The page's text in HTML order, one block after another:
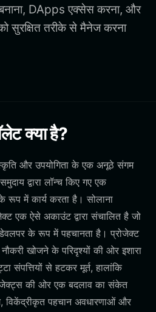
DApps एक्सेस करना, और
तरीके से मैनेज करना
क्या है?
और उपयोगिता के एक अनूठे संगम
द्वारा लॉन्च किए गए एक
रूप में कार्य करता है। सोलाना
एक ऐसे अकाउंट द्वारा संचालित है जो
के रूप में पहचानता है। प्रोजेक्ट
खोजने के परिदृश्यों की ओर इशारा
संपत्तियों से हटकर मूर्त, हालांकि
की ओर एक बदलाव का संकेत
विकेंद्रीकृत पहचान अवधारणाओं और